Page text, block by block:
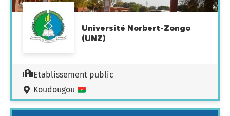
Université Norbert-Zongo
(UNZ)
Etablissement public
Koudougou